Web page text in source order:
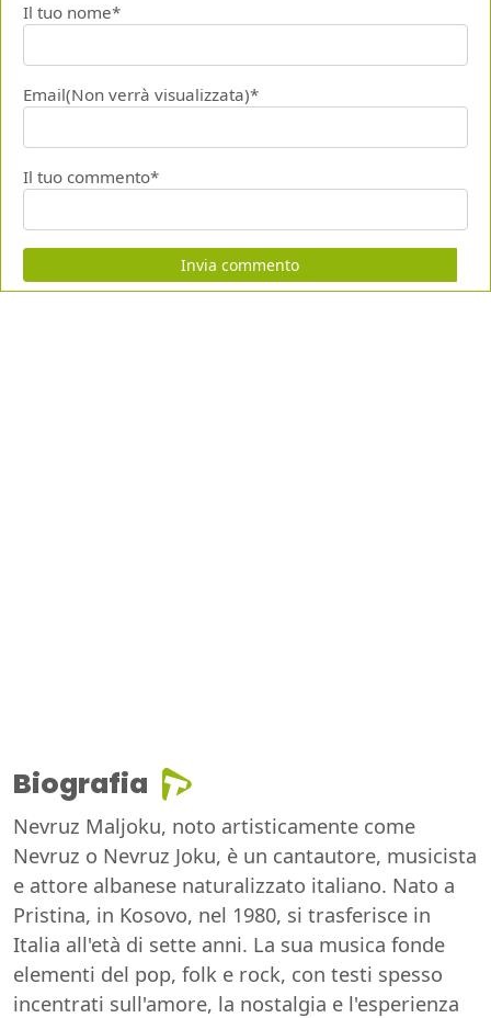
Il tuo nome*
Email(Non verrà visualizzata)*
Il tuo commento*
Invia commento
Biografia
Nevruz Maljoku, noto artisticamente come
Nevruz o Nevruz Joku, è un cantautore, musicista
e attore albanese naturalizzato italiano. Nato a
Pristina, in Kosovo, nel 1980, si trasferisce in
Italia all'età di sette anni. La sua musica fonde
elementi del pop, folk e rock, con testi spesso
incentrati sull'amore, la nostalgia e l'esperienza